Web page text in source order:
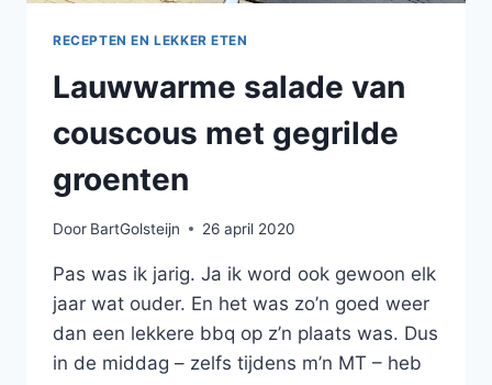
RECEPTEN EN LEKKER ETEN
Lauwwarme salade van
couscous met gegrilde
groenten
Door BartGolsteijn 26 april 2020
Pas was ik jarig. Ja ik word ook gewoon elk
jaar wat ouder. En het was zo’n goed weer
dan een lekkere bbq op z’n plaats was. Dus
in de middag – zelfs tijdens m’n MT – heb